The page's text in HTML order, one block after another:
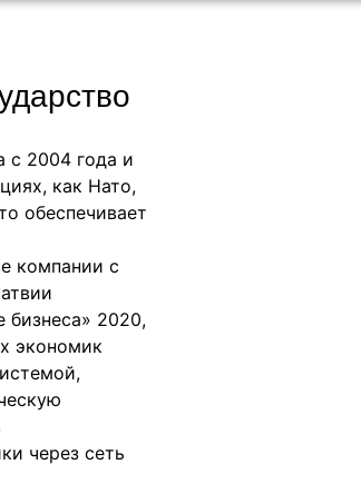
с 2004 года и
как Нато,
обеспечивает
компании с
бизнеса» 2020,
экономик
через сеть